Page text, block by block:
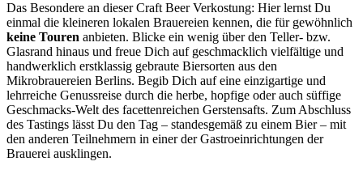
Das Besondere an dieser Craft Beer Verkostung: Hier lernst Du
einmal die kleineren lokalen Brauereien kennen, die für gewöhnlich
keine Touren anbieten. Blicke ein wenig über den Teller- bzw.
Glasrand hinaus und freue Dich auf geschmacklich vielfältige und
handwerklich erstklassig gebraute Biersorten aus den
Mikrobrauereien Berlins. Begib Dich auf eine einzigartige und
lehrreiche Genussreise durch die herbe, hopfige oder auch süffige
Geschmacks-Welt des facettenreichen Gerstensafts. Zum Abschluss
des Tastings lässt Du den Tag – standesgemäß zu einem Bier – mit
den anderen Teilnehmern in einer der Gastroeinrichtungen der
Brauerei ausklingen.